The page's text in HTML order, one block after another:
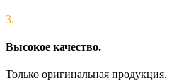
3.
Высокое качество.
Только оригинальная продукция.